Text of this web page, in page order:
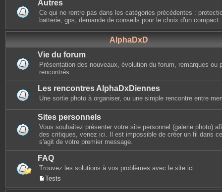
Autres
Ce qui ne rentre pas dans les catégories précédentes :
batterie, gps, demande de conseils pour le choix d'un
AlphaDxD
Vie du forum
Présentation des nouveaux, évolution du forum, remarques ou
rencontrés...
Les rencontres AlphaDxDiennes
Une sortie photo à organiser, ou une simple rencontre entre
Sites personnels
Vous souhaitez présenter votre site personnel (galerie photo)
des critiques, venez ici. Il est impossible de créer un fil dans
s'agit de votre premier message.
FAQ
Trouvez les solutions à vos problèmes avec le site ici.
Tests